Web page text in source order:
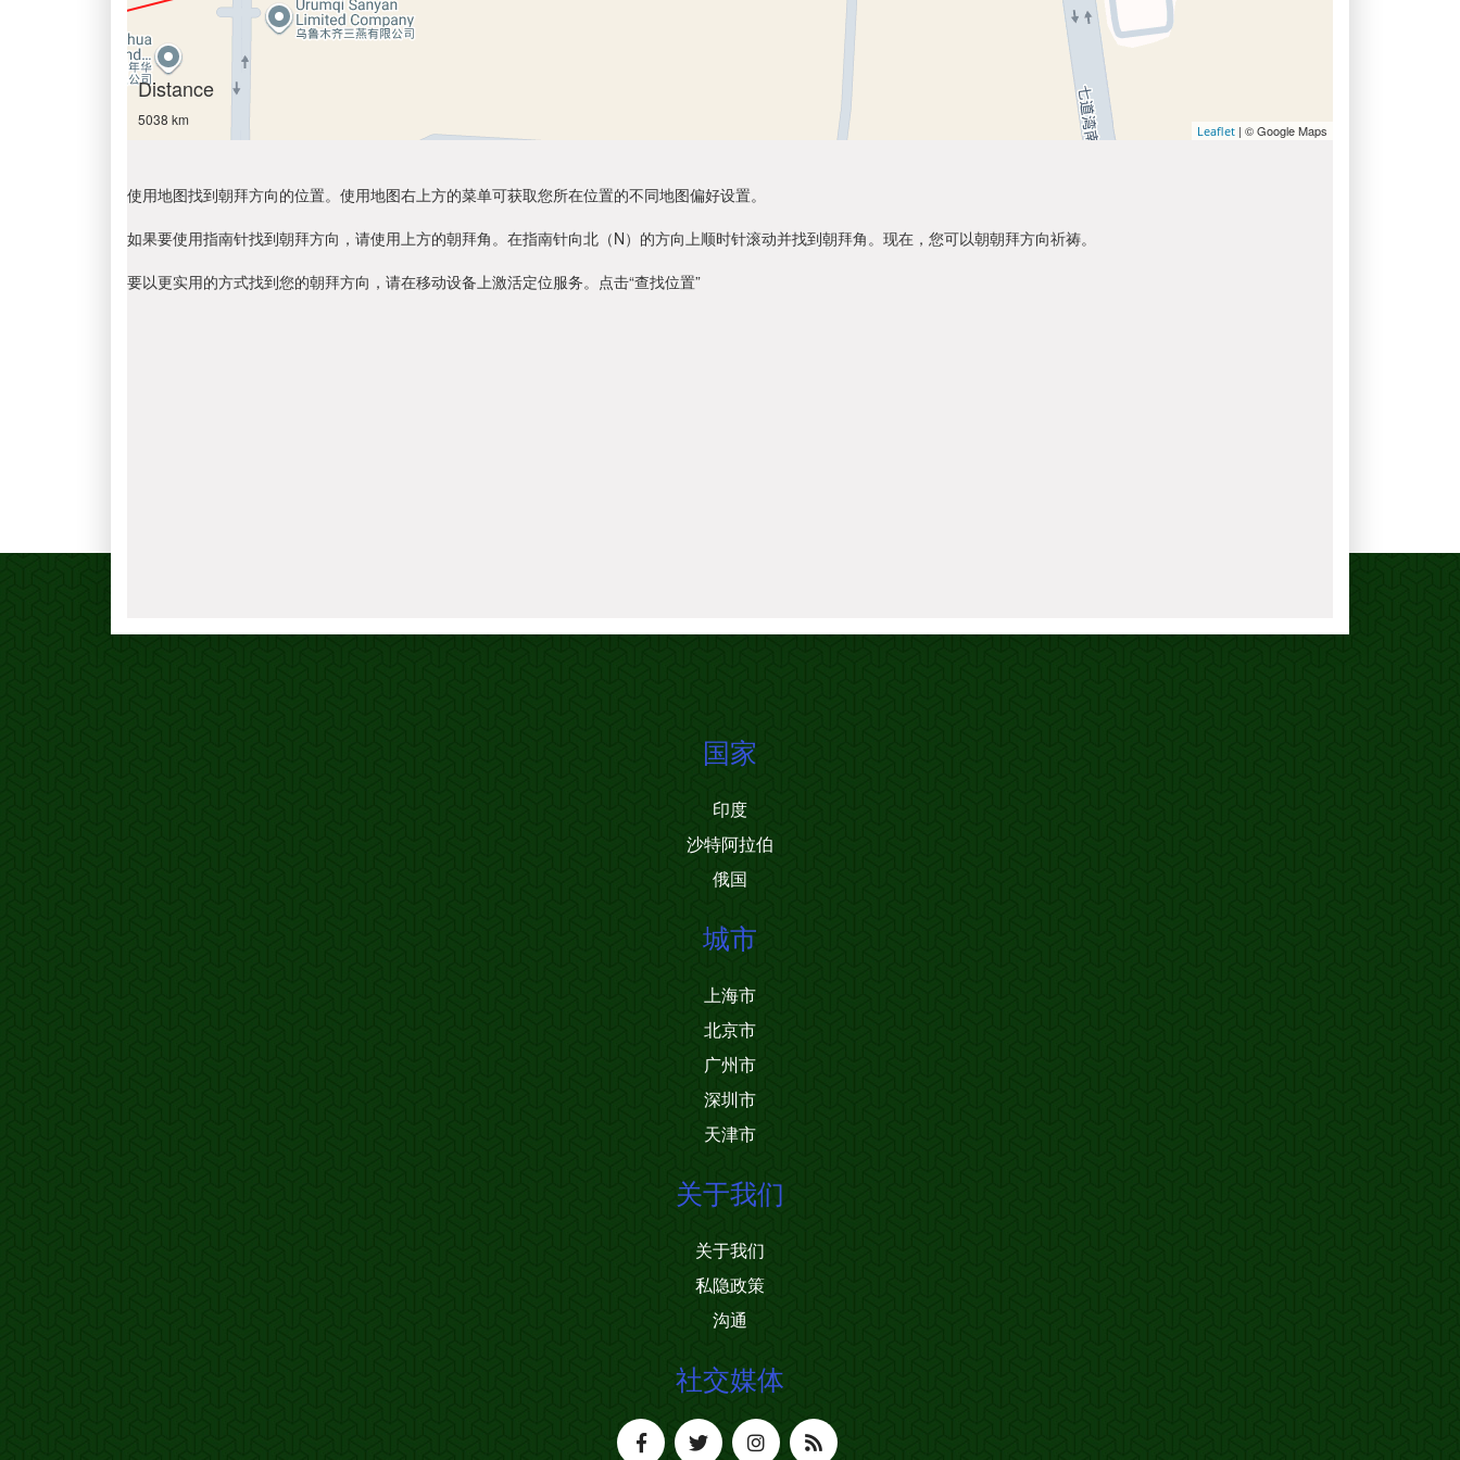
Distance
5038 km
Leaflet | © Google Maps
使用地图找到朝拜方向的位置。使用地图右上方的菜单可获取您所在位置的不同地图偏好设置。
如果要使用指南针找到朝拜方向，请使用上方的朝拜角。在指南针向北（N）的方向上顺时针滚动并找到朝拜角。现在，您可以朝朝拜方向祈祷。
要以更实用的方式找到您的朝拜方向，请在移动设备上激活定位服务。点击“查找位置”
国家
印度
沙特阿拉伯
俄国
城市
上海市
北京市
广州市
深圳市
天津市
关于我们
关于我们
私隐政策
沟通
社交媒体